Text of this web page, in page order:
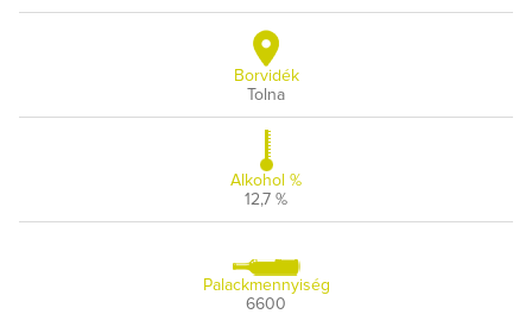
Borvidék
Tolna
Alkohol %
12,7 %
Palackmennyiség
6600